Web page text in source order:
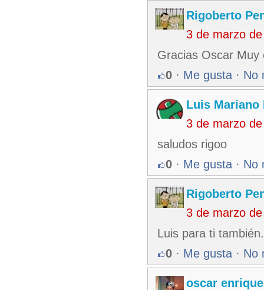
Rigoberto
3 de marzo
Gracias Oscar Muy
0 · Me gusta · No
Luis Mariano
3 de marzo
saludos rigoo
0 · Me gusta · No
Rigoberto
3 de marzo
Luis para ti
0 · Me gusta · No
oscar enrique